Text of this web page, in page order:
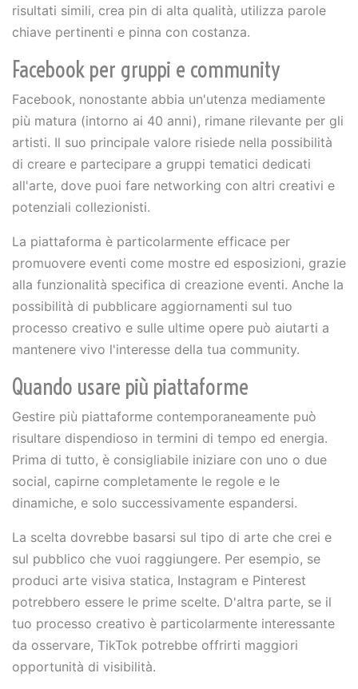
risultati simili, crea pin di alta qualità, utilizza parole
chiave pertinenti e pinna con costanza.
Facebook per gruppi e community
Facebook, nonostante abbia un'utenza mediamente
più matura (intorno ai 40 anni), rimane rilevante per gli
artisti. Il suo principale valore risiede nella possibilità
di creare e partecipare a gruppi tematici dedicati
all'arte, dove puoi fare networking con altri creativi e
potenziali collezionisti.
La piattaforma è particolarmente efficace per
promuovere eventi come mostre ed esposizioni, grazie
alla funzionalità specifica di creazione eventi. Anche la
possibilità di pubblicare aggiornamenti sul tuo
processo creativo e sulle ultime opere può aiutarti a
mantenere vivo l'interesse della tua community.
Quando usare più piattaforme
Gestire più piattaforme contemporaneamente può
risultare dispendioso in termini di tempo ed energia.
Prima di tutto, è consigliabile iniziare con uno o due
social, capirne completamente le regole e le
dinamiche, e solo successivamente espandersi.
La scelta dovrebbe basarsi sul tipo di arte che crei e
sul pubblico che vuoi raggiungere. Per esempio, se
produci arte visiva statica, Instagram e Pinterest
potrebbero essere le prime scelte. D'altra parte, se il
tuo processo creativo è particolarmente interessante
da osservare, TikTok potrebbe offrirti maggiori
opportunità di visibilità.